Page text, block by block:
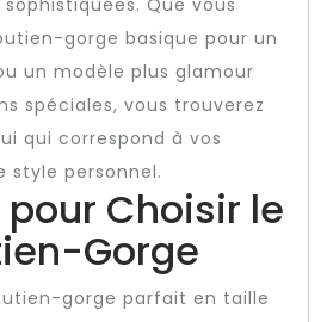
Que vous
gorge basique pour un
un modèle plus glamour
spéciales, vous trouverez
qui correspond à vos
style personnel.
Choisir le
Gorge
gorge parfait en taille